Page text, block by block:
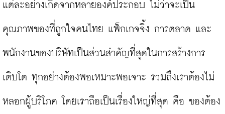
แต่ละอย่างเกิดจากหลายองค์ประกอบ ไม่ว่าจะเป็น
คุณภาพของที่ถูกใจคนไทย แพ็กเกจจิ้ง การตลาด และ
พนักงานของบริษัทเป็นส่วนสำคัญที่สุดในการสร้างการ
เติบโต ทุกอย่างต้องพอเหมาะพอเจาะ รวมถึงเราต้องไม่
หลอกผู้บริโภค โดยเราถือเป็นเรื่องใหญ่ที่สุด คือ ของต้อง